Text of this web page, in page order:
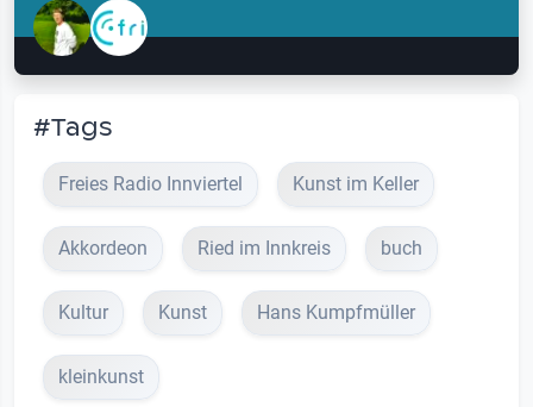
#Tags
Freies Radio Innviertel Kunst im Keller
Akkordeon Ried im Innkreis buch
Kultur Kunst Hans Kumpfmüller
kleinkunst